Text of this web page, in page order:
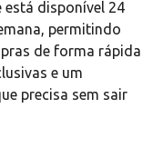
está disponível 24
permitindo
de forma rápida
e um
precisa sem sair